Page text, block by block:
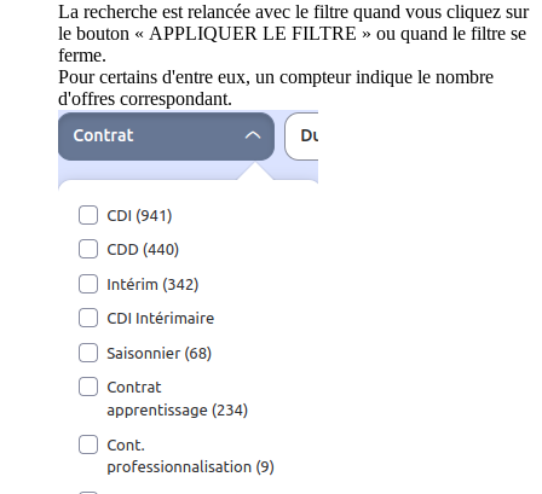
La recherche est relancée avec le filtre quand vous cliquez sur
le bouton « APPLIQUER LE FILTRE » ou quand le filtre se
ferme.
Pour certains d'entre eux, un compteur indique le nombre
d'offres correspondant.